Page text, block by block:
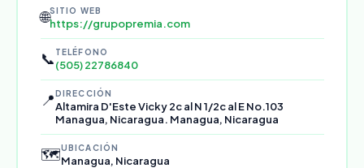
🌐SITIO WEB
https://grupopremia.com
📞 TELÉFONO
(505) 22786840
📍DIRECCIÓN
Altamira D'Este Vicky 2c al N 1/2c al E No.103
Managua, Nicaragua. Managua, Nicaragua
🗺️UBICACIÓN
Managua, Nicaragua